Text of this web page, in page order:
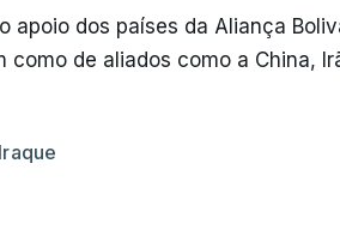
apoio dos países da Aliança
como de aliados como a China,